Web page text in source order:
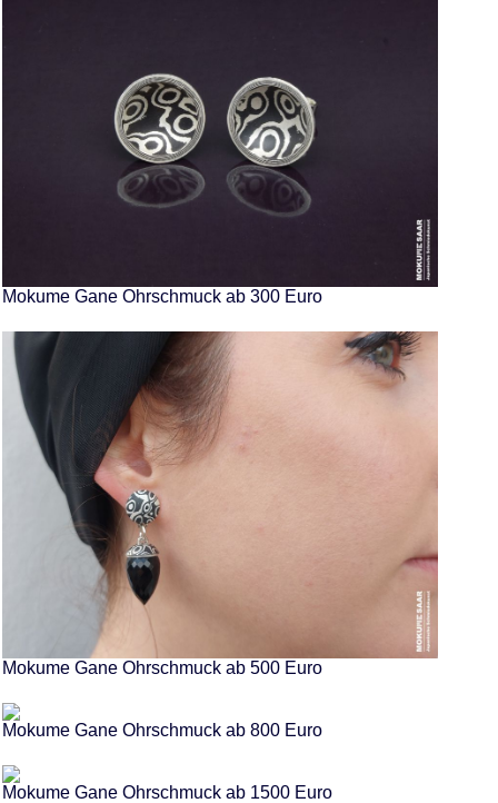
Mokume Gane Ohrschmuck ab 300 Euro
Mokume Gane Ohrschmuck ab 500 Euro
Mokume Gane Ohrschmuck ab 800 Euro
Mokume Gane Ohrschmuck ab 1500 Euro